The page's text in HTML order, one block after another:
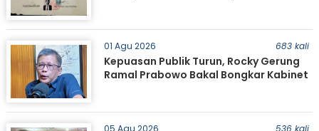
01 Agu 2026 683 kali
Kepuasan Publik Turun, Rocky Gerung
Ramal Prabowo Bakal Bongkar Kabinet
05 Agu 2026 536 kali